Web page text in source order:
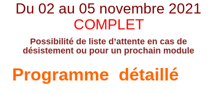
Du 02 au 05 novembre 2021
COMPLET
Possibilité de liste d’attente en cas de
désistement ou pour un prochain module
Programme détaillé